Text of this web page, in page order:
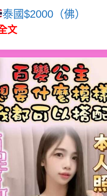
泰國$2000（佛）
文